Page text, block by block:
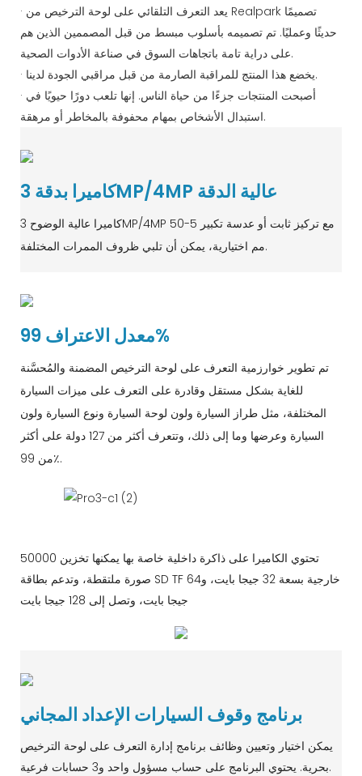
· يعد التعرف التلقائي على لوحة الترخيص من Realpark تصميمًا
حديثًا وعمليًا. تم تصميمه بأسلوب مبسط من قبل المصممين الذين هم
على دراية تامة باتجاهات السوق في صناعة الأدوات الصحية.
· يخضع هذا المنتج للمراقبة الصارمة من قبل مراقبي الجودة لدينا.
· أصبحت المنتجات جزءًا من حياة الناس. إنها تلعب دورًا حيويًا في
استبدال الأشخاص بمهام محفوفة بالمخاطر أو مرهقة.
كاميرا بدقة 3MP/4MP عالية الدقة
كاميرا عالية الوضوح 3MP/4MP مع تركيز ثابت أو عدسة تكبير 5-50
مم اختيارية، يمكن أن تلبي ظروف الممرات المختلفة.
معدل الاعتراف 99%
تم تطوير خوارزمية التعرف على لوحة الترخيص المضمنة والمُحسَّنة
للغاية بشكل مستقل وقادرة على التعرف على ميزات السيارة
المختلفة، مثل طراز السيارة ولون لوحة السيارة ونوع السيارة ولون
السيارة وعرضها وما إلى ذلك، وتتعرف أكثر من 127 دولة على أكثر
من 99٪.
تحتوي الكاميرا على ذاكرة داخلية خاصة بها يمكنها تخزين 50000
صورة ملتقطة، وتدعم بطاقة SD TF خارجية بسعة 32 جيجا بايت، و64
جيجا بايت، وتصل إلى 128 جيجا بايت
برنامج وقوف السيارات الإعداد المجاني
يمكن اختيار وتعيين وظائف برنامج إدارة التعرف على لوحة الترخيص
بحرية. يحتوي البرنامج على حساب مسؤول واحد و3 حسابات فرعية.